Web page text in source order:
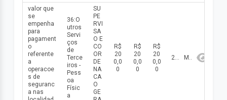
valor que
se
empenha
para
pagament
o
referente
a
operacoe
s de
seguranc
a nas
36:O
utros
Servi
ços
de
Terce
iros -
Pess
oa
Físic
a
SU
PE
RVI
SA
O E
CO
OR
DE
NA
CA
O
GE
R$
20
0,0
0
R$
20
0,0
0
R$
20
0,0
0
2026 Maio